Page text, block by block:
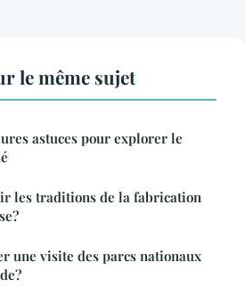
le même sujet
astuces pour explorer le
les traditions de la fabrication
une visite des parcs nationaux